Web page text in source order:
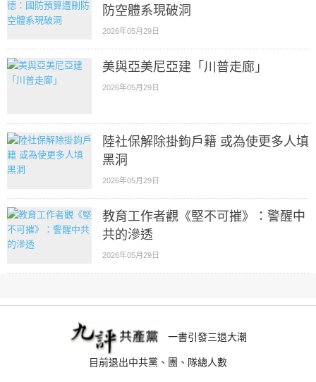
防空體系現破洞
2026年05月29日
美與亞美尼亞建「川普走廊」
2026年05月29日
陸社保解除掛鉤戶籍 或為使更多人填
黑洞
2026年05月29日
教育工作者觀《堅不可摧》：警醒中
共的滲透
2026年05月29日
一書引發三退大潮
目前退出中共黨、團、隊總人數